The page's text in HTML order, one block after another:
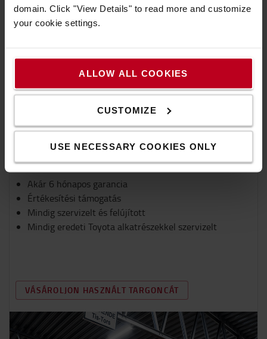
domain. Click "View Details" to read more and customize
your cookie settings.
ALLOW ALL COOKIES
CUSTOMIZE
USE NECESSARY COOKIES ONLY
Bevizsgált használt targoncáink mindig rendelkeznek
garanciával és biztos lehet abban, hogy ezeket a
targoncákat gondosan ellenőrizték, karbantartották és
targoncát online, akkor az értékesítési osztályunk
kapcsolatba lép Önnel és biztosítja arról, hogy a
targonca megfeleljen az Ön igényeinek.
Előnyök
Akár 6 hónapos garancia
Értékesítési támogatás
Mindig szervizelt és felújított
Mindig eredeti Toyota alkatrészekkel szervizelt
VÁSÁROLJON HASZNÁLT TARGONCÁT